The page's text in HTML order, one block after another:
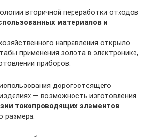
вторичной переработки отходов
материалов и
направления открыло
применения золота в электронике,
приборов.
дорогостоящего
— возможность изготовления
токопроводящих элементов
размера.